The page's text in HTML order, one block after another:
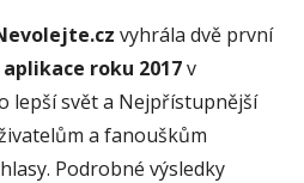
vyhrála dvě první
roku 2017v
lepší svět a Nejpřístupnější
a fanouškům
Podrobné výsledky